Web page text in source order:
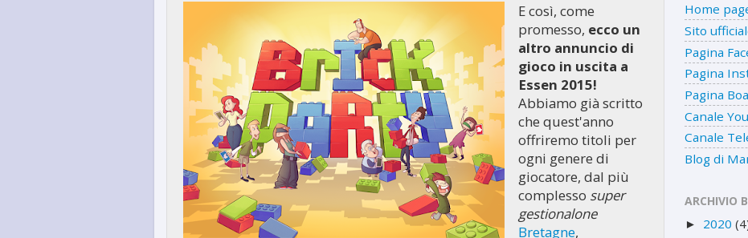
E così, come
promesso, ecco un
altro annuncio di
gioco in uscita a
Essen 2015!
Abbiamo già scritto
che quest'anno
offriremo titoli per
ogni genere di
giocatore, dal più
complesso super
gestionalone
Bretagne,
Home
Sito
Pagina
Pagina
Pagina
Canale
Canale
Blog di
ARCHIVIO
► 2020